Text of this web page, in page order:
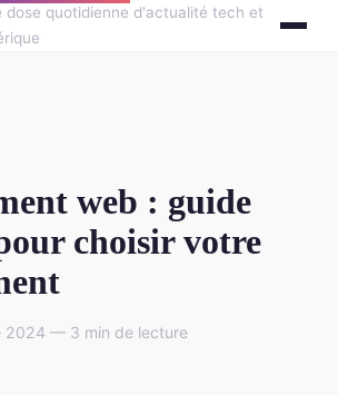
dose quotidienne d'actualité tech et
web : guide
choisir votre
— 3 min de lecture